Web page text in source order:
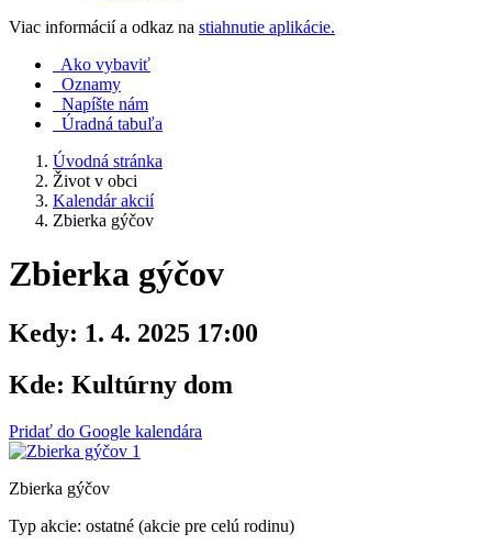
Viac informácií a odkaz na stiahnutie aplikácie.
Ako vybaviť
Oznamy
Napíšte nám
Úradná tabuľa
Úvodná stránka
Život v obci
Kalendár akcií
Zbierka gýčov
Zbierka gýčov
Kedy: 1. 4. 2025 17:00
Kde: Kultúrny dom
Pridať do Google kalendára
Zbierka gýčov
Typ akcie: ostatné (akcie pre celú rodinu)